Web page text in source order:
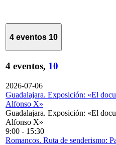
4 eventos 10
4 eventos, 10
2026-07-06
Guadalajara. Exposición: «El
Alfonso X»
Guadalajara. Exposición: «El
Alfonso X»
9:00 - 15:30
Romancos. Ruta de senderismo: